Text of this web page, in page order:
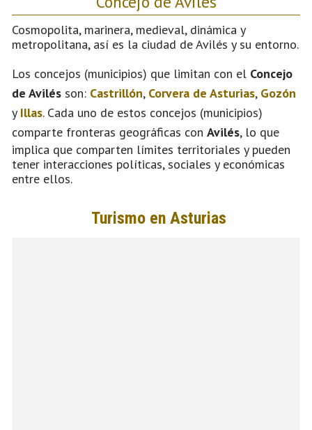
Cosmopolita, marinera, medieval, dinámica y
metropolitana, así es la ciudad de Avilés y su entorno.
Los concejos (municipios) que limitan con el Concejo
de Avilés son: Castrillón, Corvera de Asturias, Gozón
y Illas. Cada uno de estos concejos (municipios)
comparte fronteras geográficas con Avilés, lo que
implica que comparten límites territoriales y pueden
tener interacciones políticas, sociales y económicas
entre ellos.